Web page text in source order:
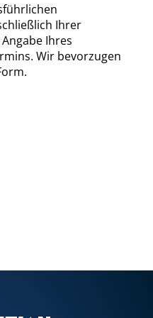
Ihrer
Ihres
Wir bevorzugen